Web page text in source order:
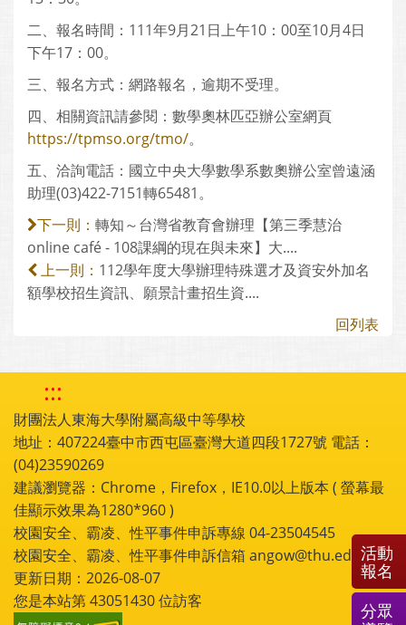
二、報名時間：111年9月21日上午10：00至10月4日
下午17：00。
三、報名方式：網路報名，逾期不受理。
四、相關資訊請參閱：數學奧林匹亞辦公室網頁
https://tpmso.org/tmo/。
五、洽詢電話：國立中央大學數學系數奧辦公室曾遠涵
助理(03)422-7151轉65481。
下一則： 轉知～台灣省教育會辦理【第三季慧治
online café - 108課綱的現在與未來】大....
上一則： 112學年度大學辦理特殊選才及資安外加名
額學校招生資訊、願景計畫招生資....
回列表
:::
財團法人東海大學附屬高級中等學校
地址：407224臺中市西屯區臺灣大道四段1727號 電話：
(04)23590269
建議瀏覽器：Chrome，Firefox，IE10.0以上版本 ( 螢幕最
佳顯示效果為1280*960 )
校園安全、霸凌、性平事件申訴專線 04-23504545
校園安全、霸凌、性平事件申訴信箱 angow@thu.edu.tw
更新日期：2026-08-07
您是本站第43051430位訪客
活動
報名
分眾